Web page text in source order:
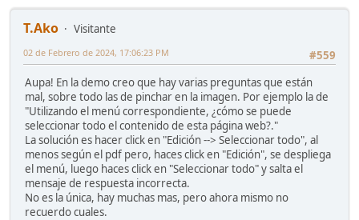
T.Ako
Visitante
#559
02 de Febrero de 2024, 17:06:23 PM
Aupa! En la demo creo que hay varias preguntas que están
mal, sobre todo las de pinchar en la imagen. Por ejemplo la de
"Utilizando el menú correspondiente, ¿cómo se puede
seleccionar todo el contenido de esta página web?."
La solución es hacer click en "Edición --> Seleccionar todo", al
menos según el pdf pero, haces click en "Edición", se despliega
el menú, luego haces click en "Seleccionar todo" y salta el
mensaje de respuesta incorrecta.
No es la única, hay muchas mas, pero ahora mismo no
recuerdo cuales.